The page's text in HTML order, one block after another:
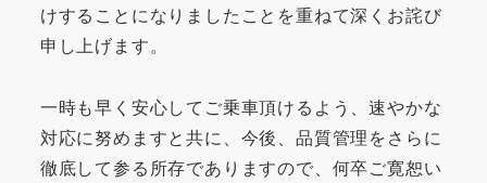
けすることになりましたことを重ねて深くお詫び
申し上げます。
一時も早く安心してご乗車頂けるよう、速やかな
対応に努めますと共に、今後、品質管理をさらに
徹底して参る所存でありますので、何卒ご寛恕い